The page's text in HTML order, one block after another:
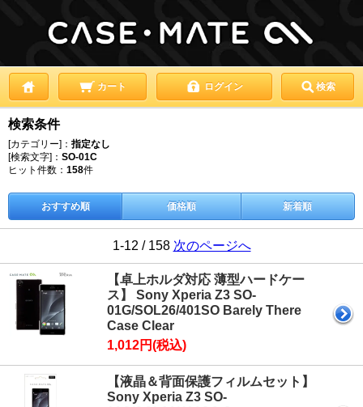
カート ログイン 検索
検索条件
[カテゴリー]： 指定なし
[検索文字]： SO-01C
ヒット件数： 158件
おすすめ順 価格順 新着順
1-12 / 158 次のページへ
【卓上ホルダ対応 薄型ハードケー
ス】 Sony Xperia Z3 SO-
01G/SOL26/401SO Barely There
Case Clear
1,012円(税込)
【液晶＆背面保護フィルムセット】
Sony Xperia Z3 SO-